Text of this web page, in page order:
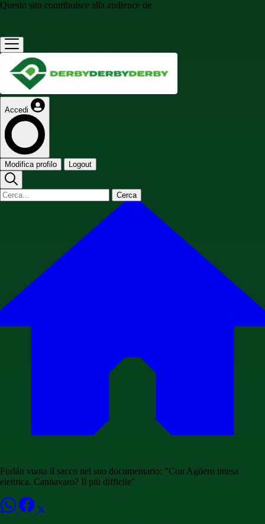
Questo sito contribuisce alla audience de
Accedi
Modifica profilo Logout
Cerca
Forlán vuota il sacco nel suo documentario: "Con Agüero intesa
elettrica. Cannavaro? Il più difficile"